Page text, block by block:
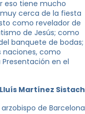
eso tiene mucho
cerca de la fiesta
como revelador de
de Jesús; como
banquete de bodas;
naciones, como
en el
Lluís Martínez Sistach
de Barcelona